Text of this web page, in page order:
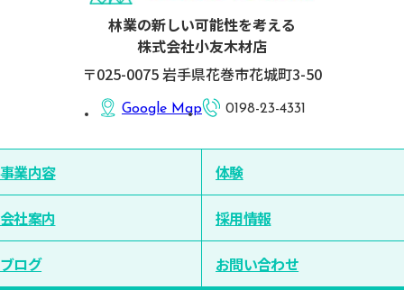
林業の新しい可能性を考える
株式会社小友木材店
〒025-0075 岩手県花巻市花城町3-50
Google Map 0198-23-4331
事業内容 体験
会社案内 採用情報
ブログ お問い合わせ